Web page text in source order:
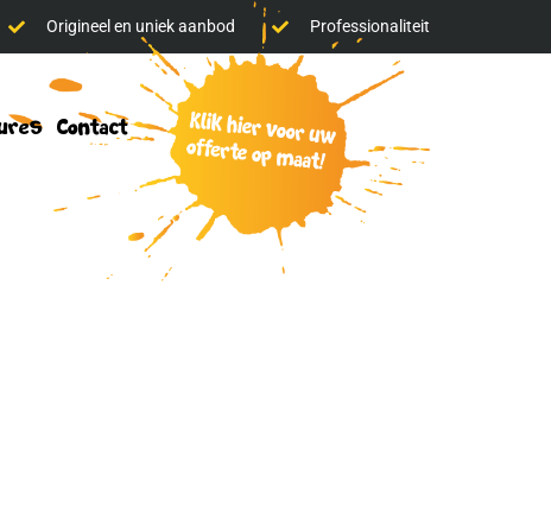
Origineel en uniek aanbod Professionaliteit
Contact klik